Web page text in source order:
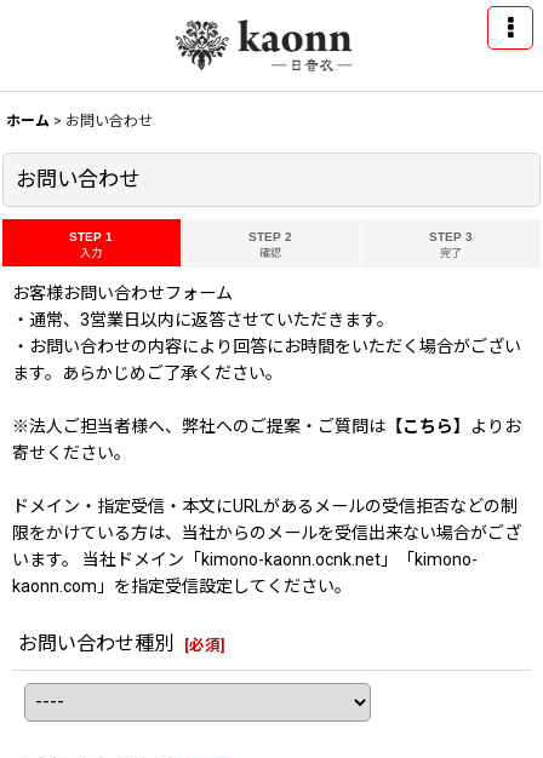
ホーム > お問い合わせ
お問い合わせ
STEP 1
入力
STEP 2
確認
STEP 3
完了
お客様お問い合わせフォーム
・通常、3営業日以内に返答させていただきます。
・お問い合わせの内容により回答にお時間をいただく場合がござい
ます。あらかじめご了承ください。
※法人ご担当者様へ、弊社へのご提案・ご質問は 【こちら】
よりお
寄せください。
ドメイン・指定受信・本文にURLがあるメールの受信拒否などの制
限をかけている方は、当社からのメールを受信出来ない場合がござ
います。 当社ドメイン「kimono-kaonn.ocnk.net」「kimono-
kaonn.com」を指定受信設定してください。
お問い合わせ種別 [必須]